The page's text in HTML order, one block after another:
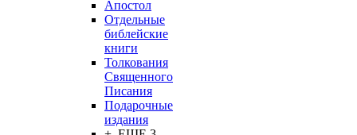
Апостол
Отдельные
библейские
книги
Толкования
Священного
Писания
Подарочные
издания